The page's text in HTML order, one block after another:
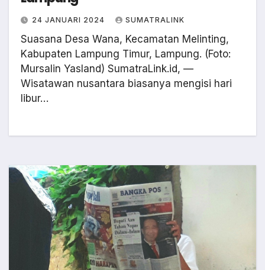
24 JANUARI 2024 SUMATRALINK
Suasana Desa Wana, Kecamatan Melinting,
Kabupaten Lampung Timur, Lampung. (Foto:
Mursalin Yasland) SumatraLink.id, —
Wisatawan nusantara biasanya mengisi hari
libur…